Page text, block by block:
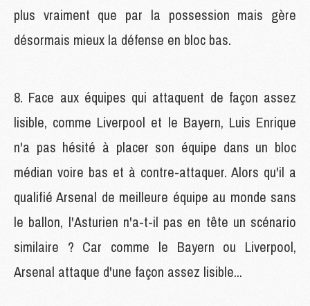
plus vraiment que par la possession mais gère
désormais mieux la défense en bloc bas.
8. Face aux équipes qui attaquent de façon assez
lisible, comme Liverpool et le Bayern, Luis Enrique
n'a pas hésité à placer son équipe dans un bloc
médian voire bas et à contre-attaquer. Alors qu'il a
qualifié Arsenal de meilleure équipe au monde sans
le ballon, l'Asturien n'a-t-il pas en tête un scénario
similaire ? Car comme le Bayern ou Liverpool,
Arsenal attaque d'une façon assez lisible...